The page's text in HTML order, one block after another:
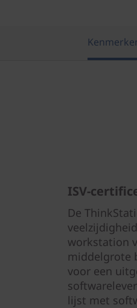
ISV-
De
workstation
middelgrote
voor een
lijst met